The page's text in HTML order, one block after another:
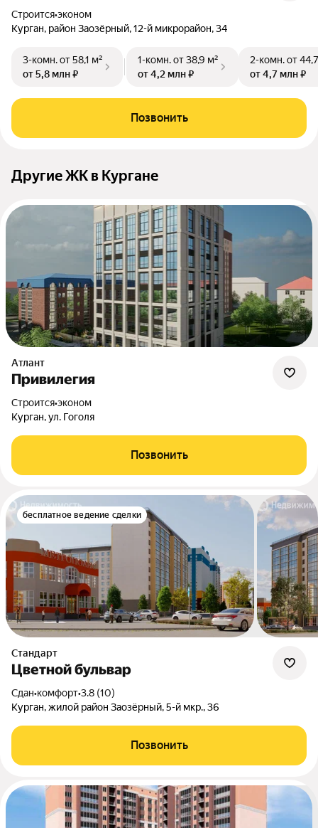
Строится•эконом
Курган, район Заозёрный, 12-й микрорайон, 34
3-комн.от 58,1 м²
от 5,8 млн ₽
1-комн.от 38,9 м²
от 4,2 млн ₽
2-комн.от
от 4,7 млн ₽
Позвонить
Другие ЖК в Кургане
Атлант
Привилегия
Строится•эконом
Курган, ул. Гоголя
Позвонить
бесплатное ведение сделки
Стандарт
Цветной бульвар
Сдан•комфорт•3.8 (10)
Курган, жилой район Заозёрный, 5-й мкр., 36
Позвонить